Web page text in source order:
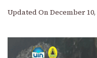
Updated On December 10,